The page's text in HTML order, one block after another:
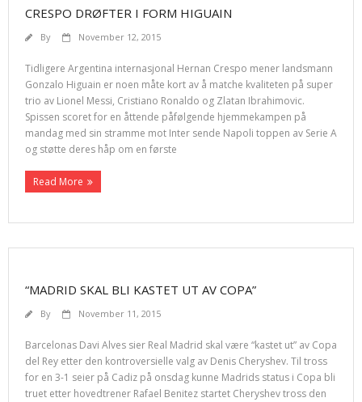
CRESPO DRØFTER I FORM HIGUAIN
By November 12, 2015
Tidligere Argentina internasjonal Hernan Crespo mener landsmann
Gonzalo Higuain er noen måte kort av å matche kvaliteten på super
trio av Lionel Messi, Cristiano Ronaldo og Zlatan Ibrahimovic.
Spissen scoret for en åttende påfølgende hjemmekampen på
mandag med sin stramme mot Inter sende Napoli toppen av Serie A
og støtte deres håp om en første
Read More
“MADRID SKAL BLI KASTET UT AV COPA”
By November 11, 2015
Barcelonas Davi Alves sier Real Madrid skal være “kastet ut” av Copa
del Rey etter den kontroversielle valg av Denis Cheryshev. Til tross
for en 3-1 seier på Cadiz på onsdag kunne Madrids status i Copa bli
truet etter hovedtrener Rafael Benitez startet Cheryshev tross den